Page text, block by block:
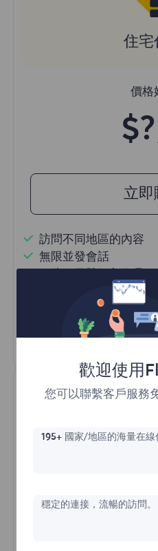
住宅
價格
$?
立即
訪問不同地區的內容
無限並發會話
HTTP(S)/SOCKS5
歡迎使用
您可以聯繫客戶服務
195+國家/地區的海量在線
穩定的連接，流暢的訪問。